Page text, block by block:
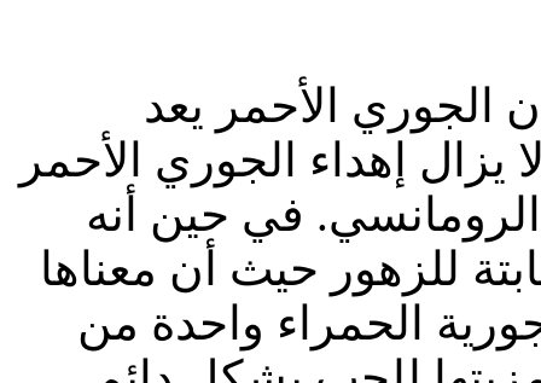
الجوري الأحمر يعد
يزال إهداء الجوري الأحمر
في حين أنه
للزهور حيث أن معناها
الحمراء واحدة من